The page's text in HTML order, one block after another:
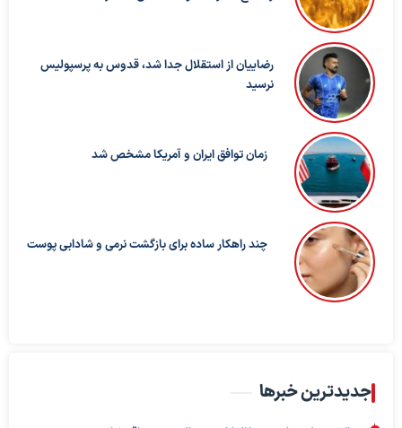
رضاییان از استقلال جدا شد، قدوس به پرسپولیس
نرسید
زمان توافق ایران و آمریکا مشخص شد
چند راهکار ساده برای بازگشت نرمی و شادابی پوست
جدیدترین خبرها